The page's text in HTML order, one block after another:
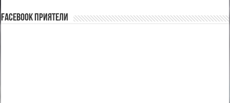
Facebook Приятели